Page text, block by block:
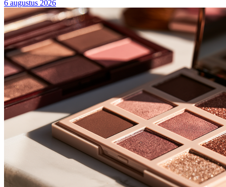
6 augustus 2026